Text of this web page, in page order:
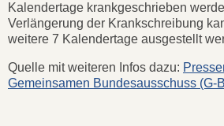
Kalendertage krankgeschrieben
Verlängerung der Krankschreibung
weitere 7 Kalendertage ausgestellt
Quelle mit weiteren Infos dazu:
Gemeinsamen Bundesausschuss (G-